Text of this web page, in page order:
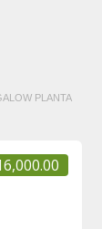
PLANTA